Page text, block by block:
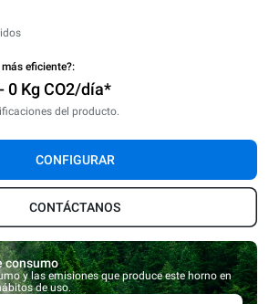
eficiente?:
0 Kg CO2/día*
del producto.
CONFIGURAR
CONTÁCTANOS
consumo
y las emisiones que produce este horno en
de uso.